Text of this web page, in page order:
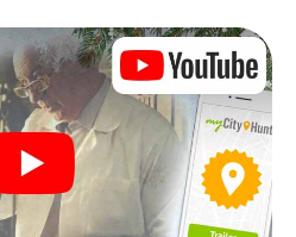
und anderen Schatzsuchern
sein?
von Royton als
Team aus Freunden oder
und begeben Sie sich
Rätseltour durch